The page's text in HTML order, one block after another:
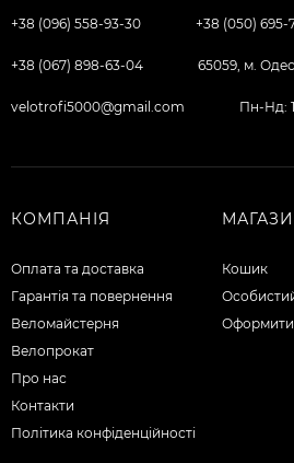
+38 (096) 558-93-30 +38 (050) 695-
+38 (067) 898-63-04 65059, м.
velotrofi5000@gmail.com Пн-Нд:
КОМПАНІЯ
Оплата та доставка
Гарантія та повернення
Веломайстерня
Велопрокат
Про нас
Контакти
Політика конфіденційності
Кошик
Оформити